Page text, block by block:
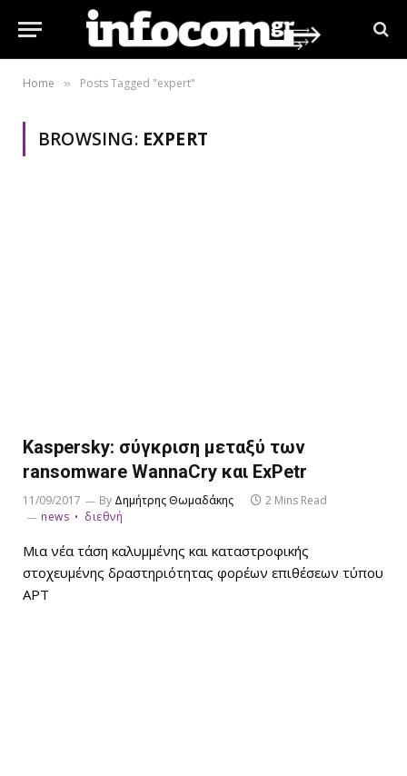
Home » Posts Tagged "expert"
BROWSING: EXPERT
Kaspersky: σύγκριση μεταξύ των
ransomware WannaCry και ExPetr
11/09/2017 By Δημήτρης Θωμαδάκης
2 Mins Read
news
διεθνή
Μια νέα τάση καλυμμένης και καταστροφικής
στοχευμένης δραστηριότητας φορέων επιθέσεων τύπου
APT